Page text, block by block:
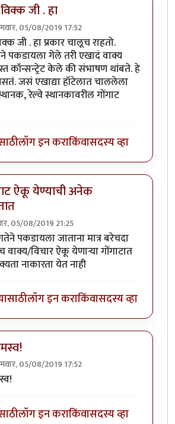
जी . हा
05/08/2019 17:52
जी . हा प्रकार चालूच राहतो.
गेले तरी एखादं वाक्य
कॉन्सन्ट्रेट केले की संभाषण थांबते. हे
जसं एखाद्या हॉटेलात चाललेला
रेल्वे स्थानकावरील गोंगाट
लॉग इन कराकिंवासदस्य व्हा
ऐकू येण्याची अनेक
05/08/2019 21:25
जॉन विक्क जी . हाbyतमराज किल्विष
पकडायला जाताना मात्र बरेचदा
विचार ऐकू येणाऱ्या गोंगाटात
नाकारता येत नाही
लॉग इन कराकिंवासदस्य व्हा
05/08/2019 17:52
लॉग इन कराकिंवासदस्य व्हा